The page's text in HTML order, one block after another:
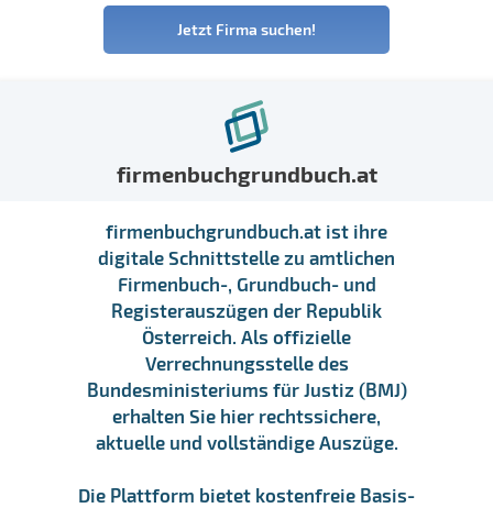
Jetzt Firma suchen!
firmenbuchgrundbuch.at
firmenbuchgrundbuch.at ist ihre
digitale Schnittstelle zu amtlichen
Firmenbuch-, Grundbuch- und
Registerauszügen der Republik
Österreich. Als offizielle
Verrechnungsstelle des
Bundesministeriums für Justiz (BMJ)
erhalten Sie hier rechtssichere,
aktuelle und vollständige Auszüge.
Die Plattform bietet kostenfreie Basis-